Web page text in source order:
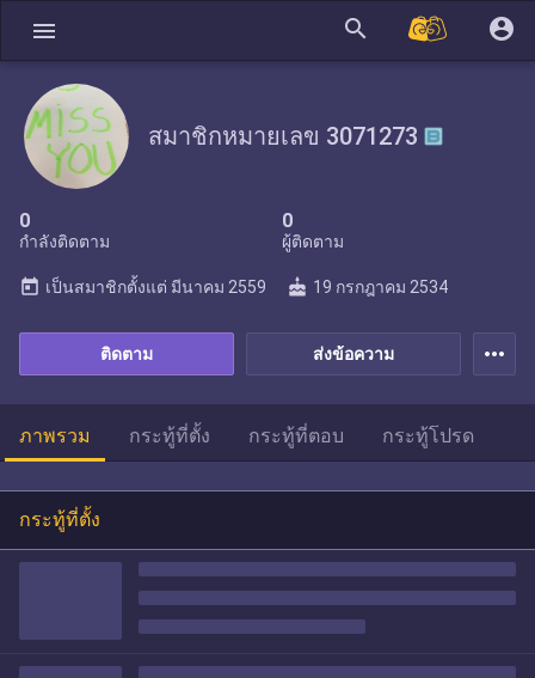
menu search account_circle
สมาชิกหมายเลข 3071273
0
กำลังติดตาม
0
ผู้ติดตาม
ส่งข้อความ
ติดตาม
today เป็นสมาชิกตั้งแต่ มีนาคม 2559 cake 19 กรกฎาคม 2534
more_horiz
ภาพรวม กระทู้ที่ตั้ง กระทู้ที่ตอบ กระทู้โปรด
กระทู้ที่ตั้ง